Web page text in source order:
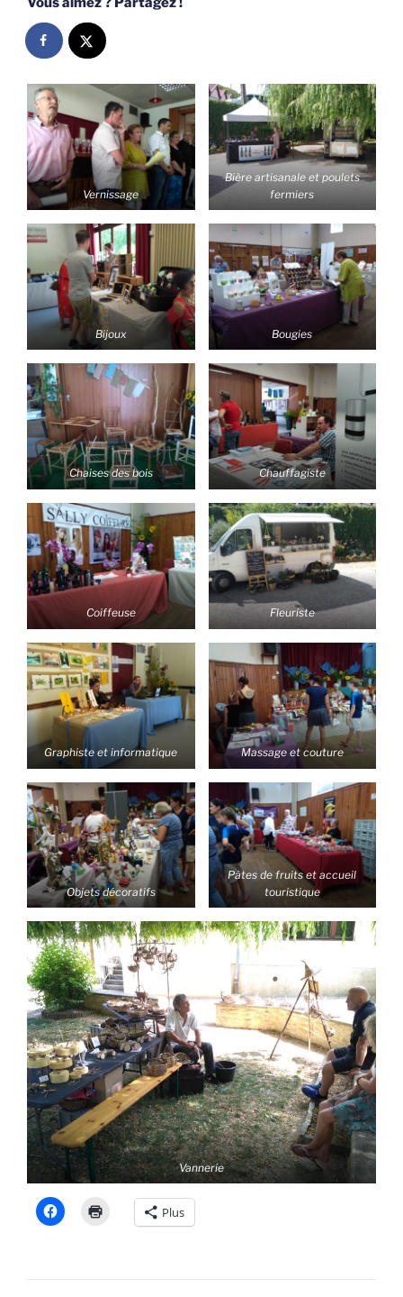
Vernissage
Bière artisanale et poulets
fermiers
Bijoux Bougies
Chaises des bois Chauffagiste
Coiffeuse Fleuriste
Graphiste et informatique Massage et couture
Objets décoratifs
Pâtes de fruits et accueil
touristique
Vannerie
Plus